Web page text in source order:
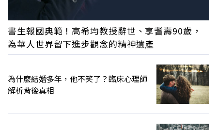
書生報國典範！高希均教授辭世、享耆壽90歲，
為華人世界留下進步觀念的精神遺產
為什麼結婚多年，他不笑了？臨床心理師
解析背後真相